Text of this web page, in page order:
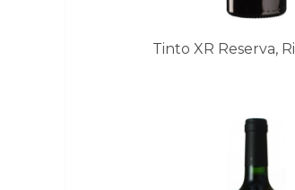
Tinto XR Reserva,